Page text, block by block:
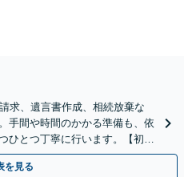
求、遺言書作成、相続放棄な
手間や時間のかかる準備も、依
ひとつ丁寧に行います。【初回
を見る